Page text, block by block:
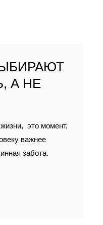
А НЕ
это момент,
важнее
забота.